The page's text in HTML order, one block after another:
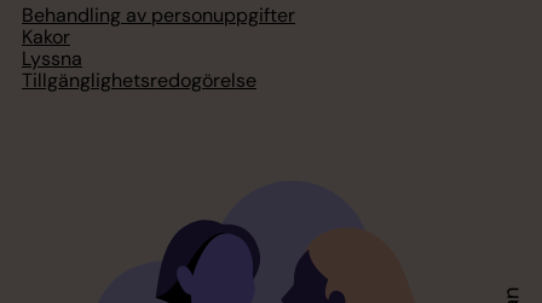
Behandling av personuppgifter
Kakor
Lyssna
Tillgänglighetsredogörelse